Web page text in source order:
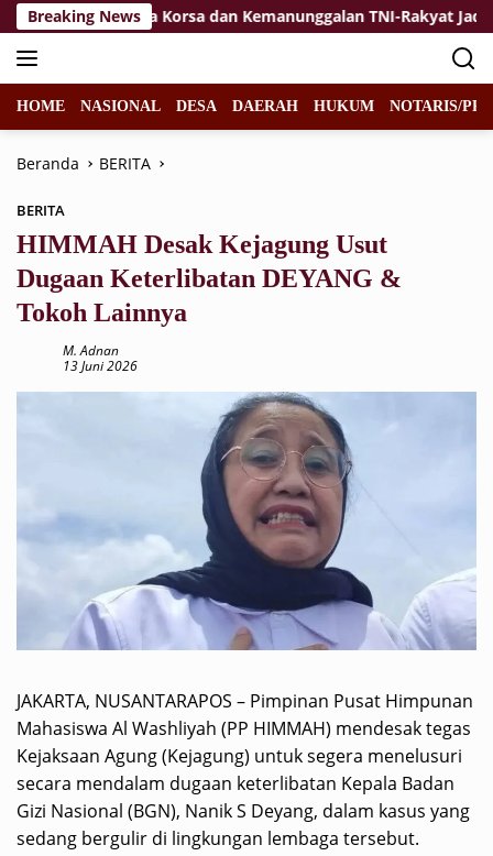
Langsung
ke
konten
Breaking News
Jiwa Korsa dan Kemanunggalan TNI-Rakyat Jadi
HOME NASIONAL DESA DAERAH HUKUM NOTARIS/
Beranda BERITA
BERITA
HIMMAH Desak Kejagung Usut
Dugaan Keterlibatan DEYANG &
Tokoh Lainnya
M. Adnan
13 Juni 2026
JAKARTA, NUSANTARAPOS – Pimpinan Pusat Himpunan
Mahasiswa Al Washliyah (PP HIMMAH) mendesak tegas
Kejaksaan Agung (Kejagung) untuk segera menelusuri
secara mendalam dugaan keterlibatan Kepala Badan
Gizi Nasional (BGN), Nanik S Deyang, dalam kasus yang
sedang bergulir di lingkungan lembaga tersebut.